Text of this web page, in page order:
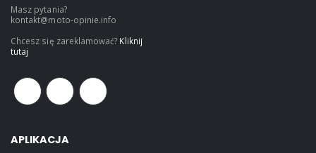
Masz pytania?
kontakt@moto-opinie.info
Chcesz się zareklamować? Kliknij
tutaj
APLIKACJA